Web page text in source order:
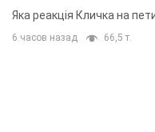
"московського
Яка реакція Кличка на
6 часов назад 66,5 т.